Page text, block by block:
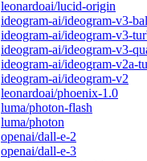
leonardoai/lucid-origin
ideogram-ai/ideogram-v3-
ideogram-ai/ideogram-v3-
ideogram-ai/ideogram-v3-
ideogram-ai/ideogram-v2a-
ideogram-ai/ideogram-v2
leonardoai/phoenix-1.0
luma/photon-flash
luma/photon
openai/dall-e-2
openai/dall-e-3